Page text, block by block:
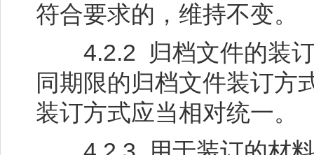
符合要求的，维持不变。
4.2.2 归档文件的装订
同期限的归档文件装订方
装订方式应当相对统一。